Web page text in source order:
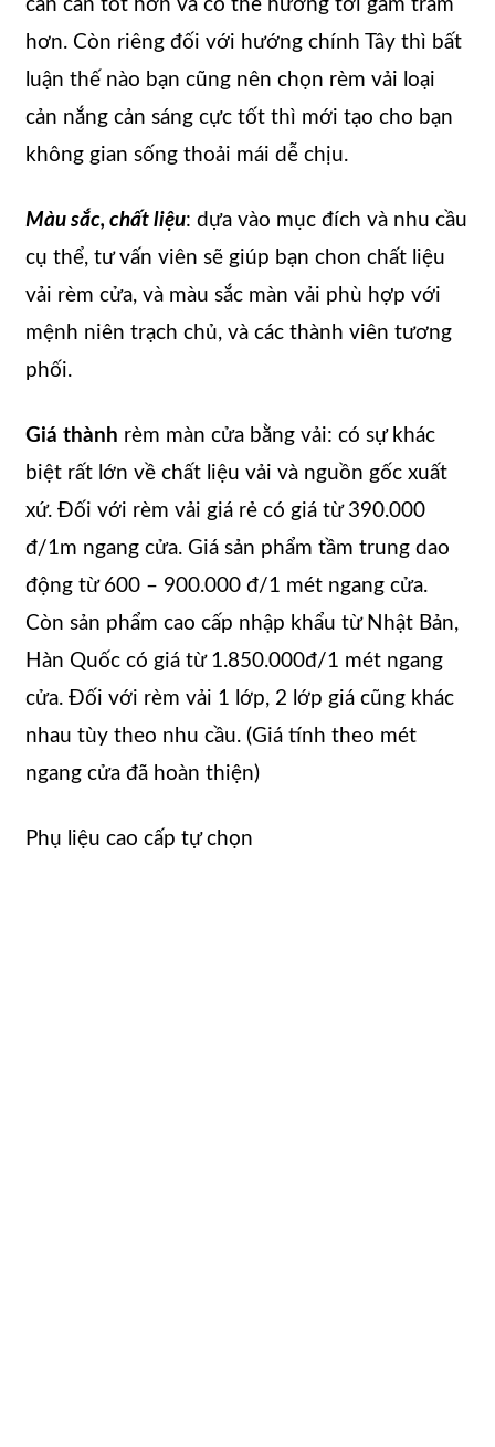
cần cản tốt hơn và có thể hướng tới gam trầm
hơn. Còn riêng đối với hướng chính Tây thì bất
luận thế nào bạn cũng nên chọn rèm vải loại
cản nắng cản sáng cực tốt thì mới tạo cho bạn
không gian sống thoải mái dễ chịu.
Màu sắc, chất liệu: dựa vào mục đích và nhu cầu
cụ thể, tư vấn viên sẽ giúp bạn chon chất liệu
vải rèm cửa, và màu sắc màn vải phù hợp với
mệnh niên trạch chủ, và các thành viên tương
phối.
Giá thành rèm màn cửa bằng vải: có sự khác
biệt rất lớn về chất liệu vải và nguồn gốc xuất
xứ. Đối với rèm vải giá rẻ có giá từ 390.000
đ/1m ngang cửa. Giá sản phẩm tầm trung dao
động từ 600 – 900.000 đ/1 mét ngang cửa.
Còn sản phẩm cao cấp nhập khẩu từ Nhật Bản,
Hàn Quốc có giá từ 1.850.000đ/1 mét ngang
cửa. Đối với rèm vải 1 lớp, 2 lớp giá cũng khác
nhau tùy theo nhu cầu. (Giá tính theo mét
ngang cửa đã hoàn thiện)
Phụ liệu cao cấp tự chọn